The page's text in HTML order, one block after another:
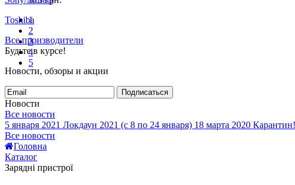
1
2
3
4
5
Toshiba
Все производители
Будьте в курсе!
Новости, обзоры и акции
Подписаться
Новости
Все новости
5 января 2021 Локдаун 2021 (с 8 по 24 января) 18 марта 2020
Все новости
Головна
Каталог
Зарядні пристрої